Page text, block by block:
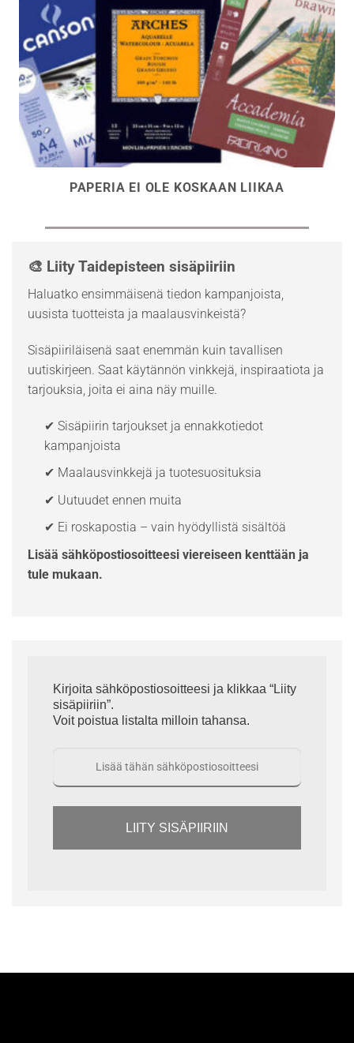
PAPERIA EI OLE KOSKAAN LIIKAA
🎨 Liity Taidepisteen sisäpiiriin
Haluatko ensimmäisenä tiedon kampanjoista,
uusista tuotteista ja maalausvinkeistä?
Sisäpiiriläisenä saat enemmän kuin tavallisen
uutiskirjeen. Saat käytännön vinkkejä, inspiraatiota ja
tarjouksia, joita ei aina näy muille.
✔ Sisäpiirin tarjoukset ja ennakkotiedot
kampanjoista
✔ Maalausvinkkejä ja tuotesuosituksia
✔ Uutuudet ennen muita
✔ Ei roskapostia – vain hyödyllistä sisältöä
Lisää sähköpostiosoitteesi viereiseen kenttään ja
tule mukaan.
Kirjoita sähköpostiosoitteesi ja klikkaa “Liity
sisäpiiriin”.
Voit poistua listalta milloin tahansa.
LIITY SISÄPIIRIIN